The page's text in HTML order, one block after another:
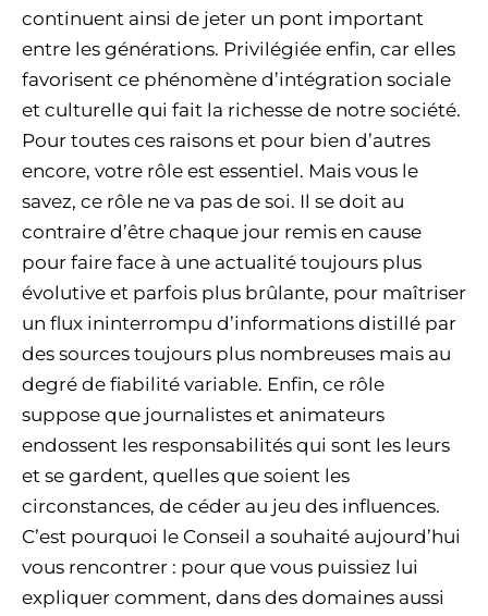
continuent ainsi de jeter un pont important
entre les générations. Privilégiée enfin, car elles
favorisent ce phénomène d’intégration sociale
et culturelle qui fait la richesse de notre société.
Pour toutes ces raisons et pour bien d’autres
encore, votre rôle est essentiel. Mais vous le
savez, ce rôle ne va pas de soi. Il se doit au
contraire d’être chaque jour remis en cause
pour faire face à une actualité toujours plus
évolutive et parfois plus brûlante, pour maîtriser
un flux ininterrompu d’informations distillé par
des sources toujours plus nombreuses mais au
degré de fiabilité variable. Enfin, ce rôle
suppose que journalistes et animateurs
endossent les responsabilités qui sont les leurs
et se gardent, quelles que soient les
circonstances, de céder au jeu des influences.
C’est pourquoi le Conseil a souhaité aujourd’hui
vous rencontrer : pour que vous puissiez lui
expliquer comment, dans des domaines aussi